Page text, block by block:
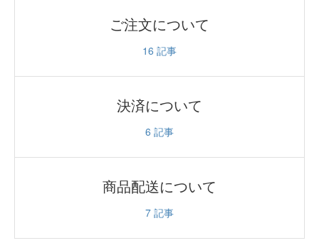
ご注文について
16 記事
決済について
6 記事
商品配送について
7 記事